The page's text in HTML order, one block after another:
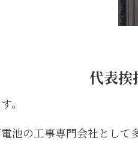
代表挨
。
池の工事専門会社として